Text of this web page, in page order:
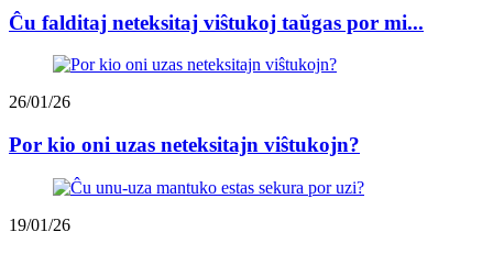
Ĉu falditaj neteksitaj viŝtukoj taŭgas por mi...
26/01/26
Por kio oni uzas neteksitajn viŝtukojn?
19/01/26